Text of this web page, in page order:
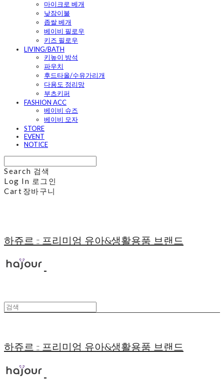
마이크로 베개
낮잠이불
좁쌀 베개
베이비 필로우
키즈 필로우
LIVING/BATH
키높이 방석
파우치
후드타올/수유가리개
다용도 정리망
부츠키퍼
FASHION ACC
베이비 슈즈
베이비 모자
STORE
EVENT
NOTICE
Search 검색
Log In 로그인
Cart 장바구니
하쥬르 :: 프리미엄 유아&생활용품 브랜드
하쥬르 :: 프리미엄 유아&생활용품 브랜드